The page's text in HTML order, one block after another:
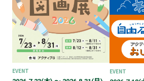
EVENT
EVENT